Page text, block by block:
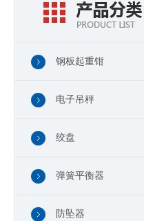
钢板起重钳
电子吊秤
绞盘
弹簧平衡器
防坠器